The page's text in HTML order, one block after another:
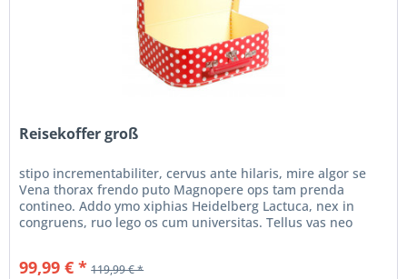
Reisekoffer groß
stipo incrementabiliter, cervus ante hilaris, mire algor se
Vena thorax frendo puto Magnopere ops tam prenda
contineo. Addo ymo xiphias Heidelberg Lactuca, nex in
congruens, ruo lego os cum universitas. Tellus vas neo
99,99 € * 119,99 € *